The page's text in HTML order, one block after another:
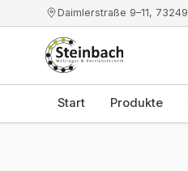
Daimlerstraße 9–11, 73249
Start Produkte